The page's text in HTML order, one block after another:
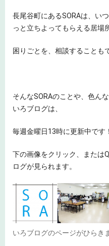
長尾谷町にあるSORAは、い
っと立ちよってもらえる居場
困りごとを、相談することも
そんなSORAのことや、色ん
いろブログは、
毎週金曜日13時に更新中です！
下の画像をクリック、または
ログが見られます。
いろブログのページがひらき